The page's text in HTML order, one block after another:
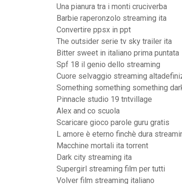
Una pianura tra i monti cruciverba
Barbie raperonzolo streaming ita
Convertire ppsx in ppt
The outsider serie tv sky trailer ita
Bitter sweet in italiano prima puntata
Spf 18 il genio dello streaming
Cuore selvaggio streaming
Something something something
Pinnacle studio 19 tntvillage
Alex and co scuola
Scaricare gioco parole guru gratis
L amore è eterno finchè dura
Macchine mortali ita torrent
Dark city streaming ita
Supergirl streaming film per tutti
Volver film streaming italiano